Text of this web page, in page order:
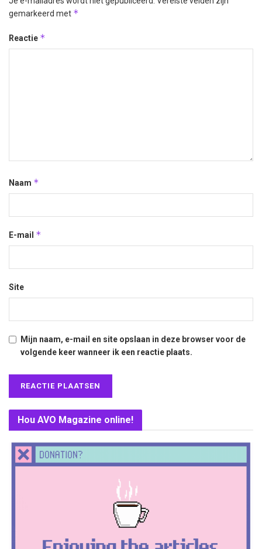
gemarkeerd met *
Reactie *
Naam *
E-mail *
Site
Mijn naam, e-mail en site opslaan in deze browser voor de
volgende keer wanneer ik een reactie plaats.
Hou AVO Magazine online!